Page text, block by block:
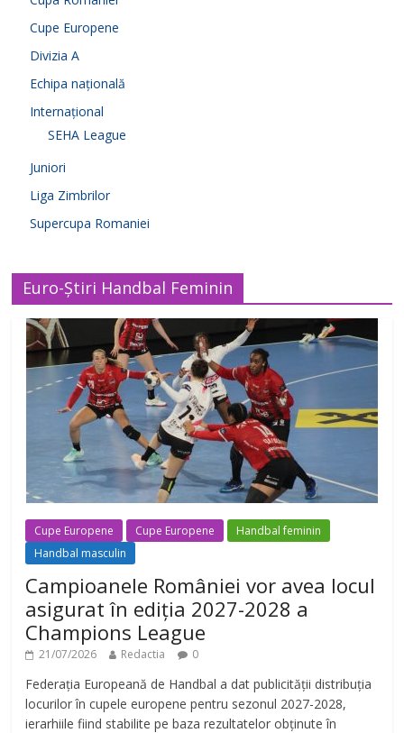
Cupe Europene
Divizia A
Echipa națională
Internațional
SEHA League
Juniori
Liga Zimbrilor
Supercupa Romaniei
Euro-Știri Handbal Feminin
Cupe Europene Cupe Europene
Handbal feminin
Handbal masculin
Campioanele României vor avea locul
asigurat în ediția 2027-2028 a
Champions League
21/07/2026 Redactia 0
Federația Europeană de Handbal a dat publicității distribuția
locurilor în cupele europene pentru sezonul 2027-2028,
ierarhiile fiind stabilite pe baza rezultatelor obținute în